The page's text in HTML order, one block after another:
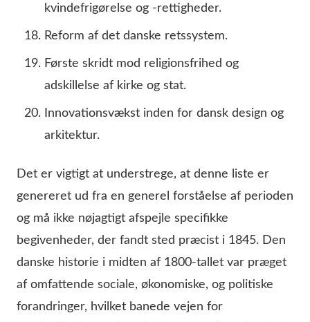
kvindefrigørelse og -rettigheder.
Reform af det danske retssystem.
Første skridt mod religionsfrihed og
adskillelse af kirke og stat.
Innovationsvækst inden for dansk design og
arkitektur.
Det er vigtigt at understrege, at denne liste er
genereret ud fra en generel forståelse af perioden
og må ikke nøjagtigt afspejle specifikke
begivenheder, der fandt sted præcist i 1845. Den
danske historie i midten af 1800-tallet var præget
af omfattende sociale, økonomiske, og politiske
forandringer, hvilket banede vejen for